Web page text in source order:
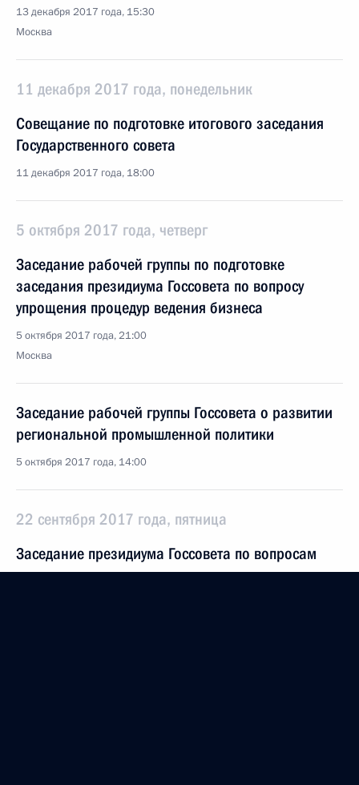
13 декабря 2017 года, 15:30
Москва
11 декабря 2017 года, понедельник
Совещание по подготовке итогового заседания
Государственного совета
11 декабря 2017 года, 18:00
5 октября 2017 года, четверг
Заседание рабочей группы по подготовке
заседания президиума Госсовета по вопросу
упрощения процедур ведения бизнеса
5 октября 2017 года, 21:00
Москва
Заседание рабочей группы Госсовета о развитии
региональной промышленной политики
5 октября 2017 года, 14:00
22 сентября 2017 года, пятница
Заседание президиума Госсовета по вопросам
комплексного развития пассажирских перевозок